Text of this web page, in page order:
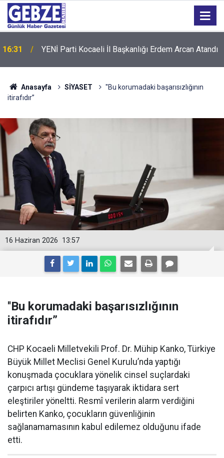
16:31 YENİ Parti Kocaeli İl Başkanlığı Erdem Arcan Atandı
Anasayfa SİYASET
''Bu korumadaki başarısızlığının
itirafıdır”
13:57
16 Haziran 2026
''Bu korumadaki başarısızlığının
itirafıdır”
CHP Kocaeli Milletvekili Prof. Dr. Mühip Kanko, Türkiye
Büyük Millet Meclisi Genel Kurulu’nda yaptığı
konuşmada çocuklara yönelik cinsel suçlardaki
çarpıcı artışı gündeme taşıyarak iktidara sert
eleştiriler yöneltti. Resmî verilerin alarm verdiğini
belirten Kanko, çocukların güvenliğinin
sağlanamamasının kabul edilemez olduğunu ifade
etti.